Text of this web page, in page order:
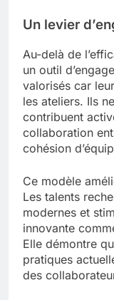
Un levier
Au-delà de
un outil
valorisés car
les ateliers. Ils
contribuent
collaboration
cohésion
Ce modèle
Les talents
modernes et
innovante
Elle démontre
pratiques
des